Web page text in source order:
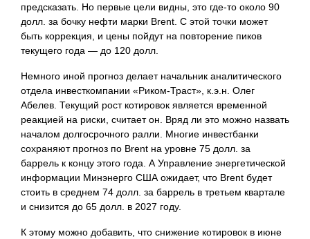
предсказать. Но первые цели видны, это где-то около 90
долл. за бочку нефти марки Brent. С этой точки может
быть коррекция, и цены пойдут на повторение пиков
текущего года — до 120 долл.
Немного иной прогноз делает начальник аналитического
отдела инвесткомпании «Риком-Траст», к.э.н. Олег
Абелев. Текущий рост котировок является временной
реакцией на риски, считает он. Вряд ли это можно назвать
началом долгосрочного ралли. Многие инвестбанки
сохраняют прогноз по Brent на уровне 75 долл. за
баррель к концу этого года. А Управление энергетической
информации Минэнерго США ожидает, что Brent будет
стоить в среднем 74 долл. за баррель в третьем квартале
и снизится до 65 долл. в 2027 году.
К этому можно добавить, что снижение котировок в июне